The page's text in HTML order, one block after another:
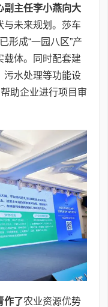
副主任李小燕向大
与未来规划。莎车
形成“一园八区”产
载体。同时配套建
污水处理等功能设
助企业进行项目审
作了农业资源优势